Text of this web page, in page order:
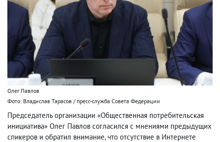
Олег Павлов
Фото: Владислав Тарасов / пресс-служба Совета Федерации
Председатель организации «Общественная потребительская
инициатива» Олег Павлов согласился с мнениями предыдущих
спикеров и обратил внимание, что отсутствие в Интернете